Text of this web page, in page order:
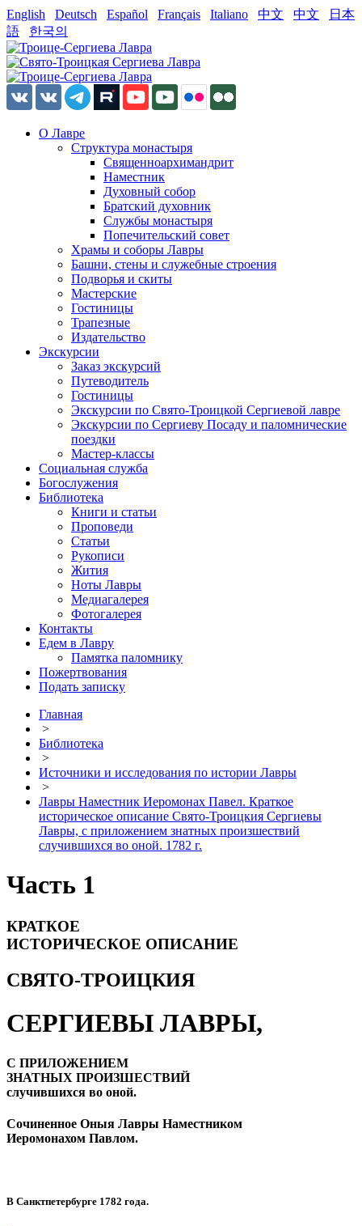
English Deutsch Español Français Italiano 中文 中文
日本
語
한국의
О Лавре
Структура монастыря
Священноархимандрит
Наместник
Духовный собор
Братский духовник
Службы монастыря
Попечительский совет
Храмы и соборы Лавры
Башни, стены и служебные строения
Подворья и скиты
Мастерские
Гостиницы
Трапезные
Издательство
Экскурсии
Заказ экскурсий
Путеводитель
Гостиницы
Экскурсии по Свято-Троицкой Сергиевой лавре
Экскурсии по Сергиеву Посаду и паломнические
поездки
Мастер-классы
Социальная служба
Богослужения
Библиотека
Книги и статьи
Проповеди
Статьи
Рукописи
Жития
Ноты Лавры
Медиагалерея
Фотогалерея
Контакты
Едем в Лавру
Памятка паломнику
Пожертвования
Подать записку
Главная
>
Библиотека
>
Источники и исследования по истории Лавры
>
Лавры Наместник Иеромонах Павел. Краткое
историческое описание Свято-Троицкия Сергиевы
Лавры, с приложением знатных произшествий
случившихся во оной. 1782 г.
Часть 1
КРАТКОЕ
ИСТОРИЧЕСКОЕ ОПИСАНИЕ
СВЯТО-ТРОИЦКИЯ
СЕРГИЕВЫ ЛАВРЫ,
С ПРИЛОЖЕНИЕМ
ЗНАТНЫХ ПРОИЗШЕСТВИЙ
случившихся во оной.
Сочиненное Оныя Лавры Наместником
Иеромонахом Павлом.
В Санктпетербурге 1782 года.